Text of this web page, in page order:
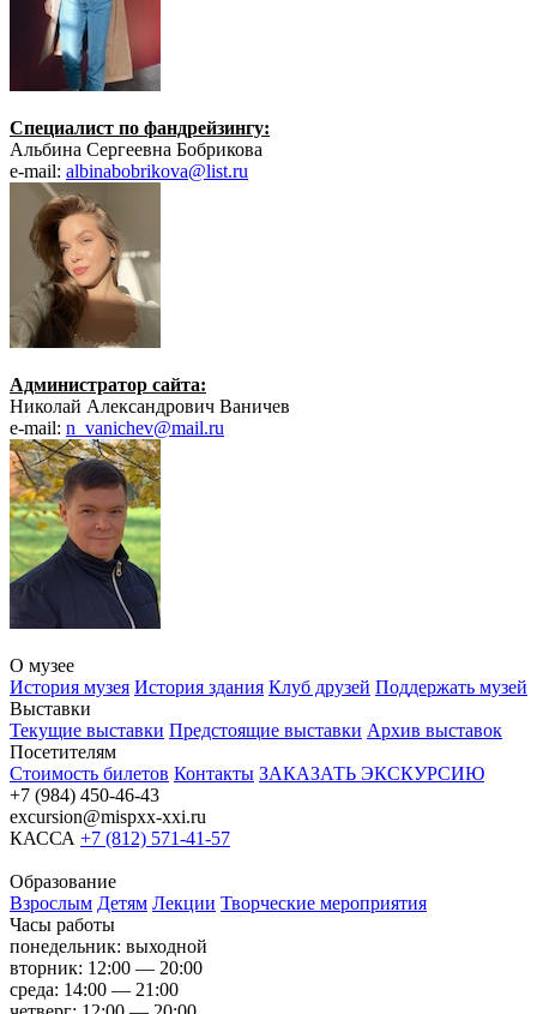
Специалист по фандрейзингу:
Альбина Сергеевна Бобрикова
e-mail: albinabobrikova@list.ru
Администратор сайта:
Николай Александрович Ваничев
e-mail: n_vanichev@mail.ru
О музее
История музея История здания Клуб друзей Поддержать музей
Выставки
Текущие выставки Предстоящие выставки Архив выставок
Посетителям
Стоимость билетов Контакты ЗАКАЗАТЬ ЭКСКУРСИЮ
+7 (984) 450-46-43
excursion@mispxx-xxi.ru
КАССА +7 (812) 571-41-57
Образование
Взрослым Детям Лекции Творческие мероприятия
Часы работы
понедельник: выходной
вторник: 12:00 — 20:00
среда: 14:00 — 21:00